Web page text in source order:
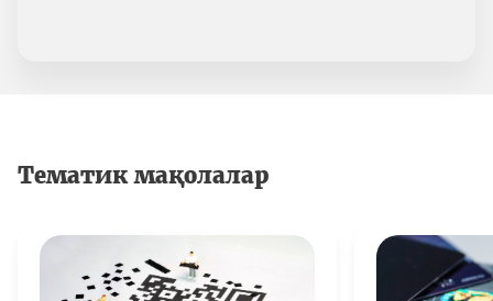
Тематик мақолалар